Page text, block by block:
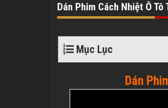
Dán Phim Cách Nhiệt Ô Tô
Mục Lục
Dán